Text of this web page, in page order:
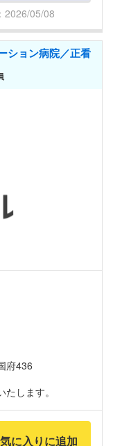
05/08
ション病院／正看
府436
します。
に入りに追加